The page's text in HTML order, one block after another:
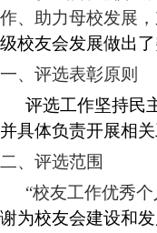
作、 助力母校发展
级校友会发展做出了
一、评选表彰原则
评选工作坚持民
并具体负责开展相关
二、评选范围
“校友工作优秀
谢为校友会建设和